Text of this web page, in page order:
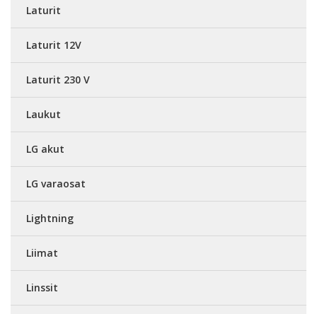
Laturit
Laturit 12V
Laturit 230 V
Laukut
LG akut
LG varaosat
Lightning
Liimat
Linssit